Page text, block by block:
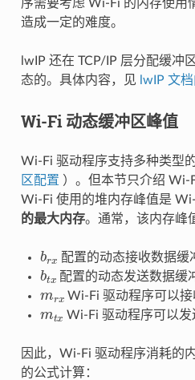
序需要考虑 Wi-Fi 的内存使用
造成一定的难度。
lwIP 还在 TCP/IP 层分配缓冲
态的。具体内容，见 lwIP 文
Wi-Fi 动态缓冲区峰值
Wi-Fi 驱动程序支持多种类型
区配置 ）。但本节只介绍 Wi-
Wi-Fi 使用的堆内存峰值是
的最大内存。通常，该内存峰
b 配置的动态接收数据缓
b tx配置的动态发送数据缓
mr Wi-Fi 驱动程序可以
t x Wi-Fi 驱动程序可以
因此，Wi-Fi 驱动程序消耗的
的公式计算：